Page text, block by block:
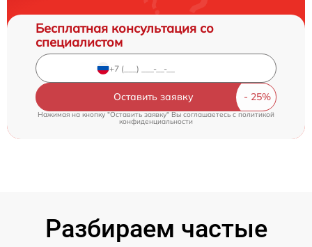
Бесплатная консультация со
специалистом
Оставить заявку
Нажимая на кнопку "Оставить заявку" Вы соглашаетесь cполитикой
конфиденциальности
Разбираем частые